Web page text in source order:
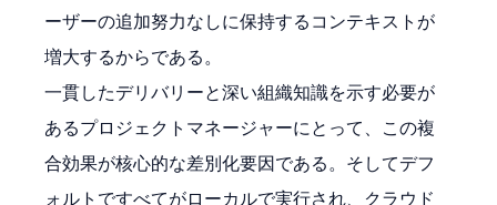
ーザーの追加努力なしに保持するコンテキストが
増大するからである。
一貫したデリバリーと深い組織知識を示す必要が
あるプロジェクトマネージャーにとって、この複
合効果が核心的な差別化要因である。そしてデフ
ォルトですべてがローカルで実行され、クラウド